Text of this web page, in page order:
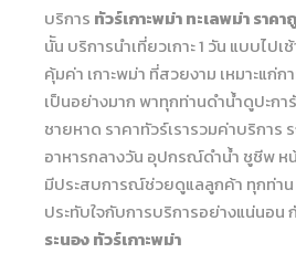
บริการ ทัวร์เกาะพม่า ทะเลพม่า ราคา
นััน บริการนำเที่ยวเกาะ 1 วัน แบบไป
คุ้มค่า เกาะพม่า ที่สวยงาม เหมาะแก่
เป็นอย่างมาก พาทุกท่านดำน้ำดูปะก
ชายหาด ราคาทัวร์เรารวมค่าบริการ
อาหารกลางวัน อุปกรณ์ดำน้ำ ชูชีพ ห
มีประสบการณ์ช่วยดูแลลูกค้า ทุกท่าน
ประทับใจกับการบริการอย่างแน่นอน
ระนอง ทัวร์เกาะพม่า